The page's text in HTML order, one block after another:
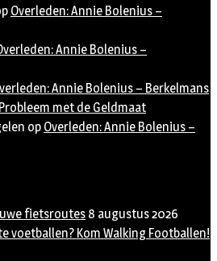
Overleden: Annie Bolenius –
Annie Bolenius –
Annie Bolenius – Berkelmans
Probleem met de Geldmaat
op Overleden: Annie Bolenius –
fietsroutes 8 augustus 2026
voetballen? Kom Walking Footballen!